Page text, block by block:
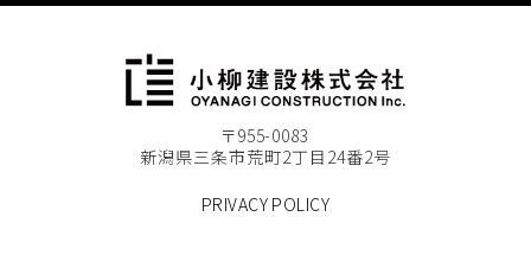
〒955-0083
新潟県三条市荒町2丁目24番2号
PRIVACY POLICY